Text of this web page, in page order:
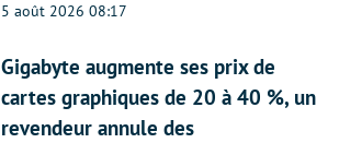
5 août 2026 08:17
Gigabyte augmente ses prix de
cartes graphiques de 20 à 40 %, un
revendeur annule des